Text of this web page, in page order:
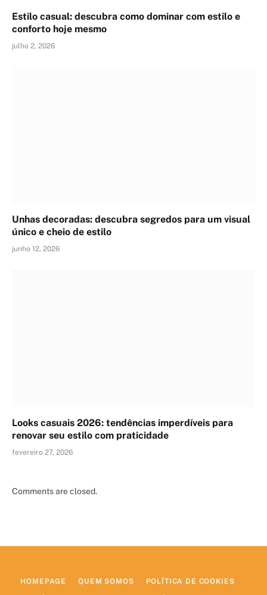
Estilo casual: descubra como dominar com estilo e
conforto hoje mesmo
julho 2, 2026
Unhas decoradas: descubra segredos para um visual
único e cheio de estilo
junho 12, 2026
Looks casuais 2026: tendências imperdíveis para
renovar seu estilo com praticidade
fevereiro 27, 2026
Comments are closed.
HOMEPAGE QUEM SOMOS POLÍTICA DE COOKIES